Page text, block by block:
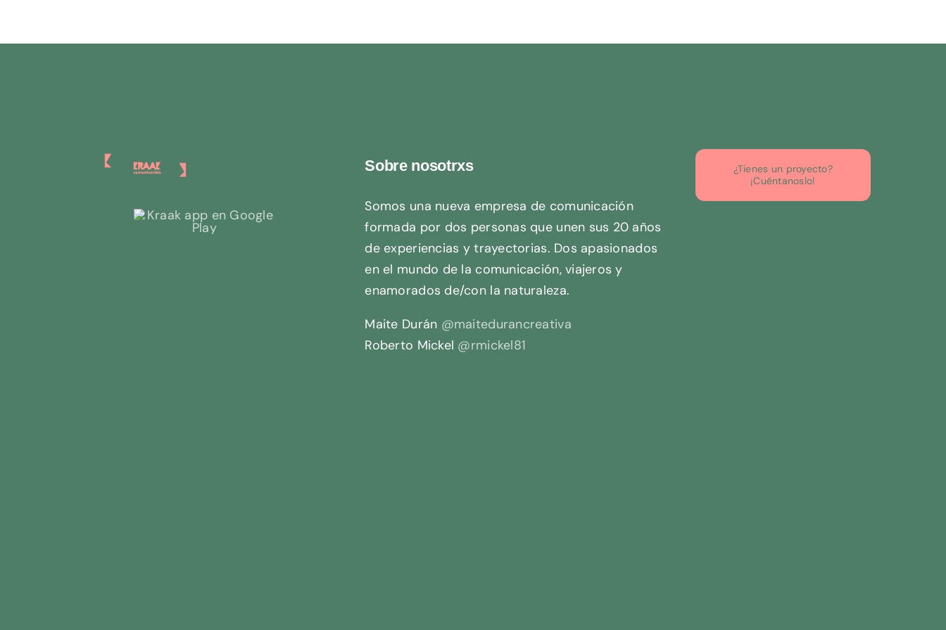
Sobre nosotrxs
Somos una nueva empresa de comunicación
formada por dos personas que unen sus 20 años
de experiencias y trayectorias. Dos apasionados
en el mundo de la comunicación, viajeros y
enamorados de/con la naturaleza.
Maite Durán @maitedurancreativa
Roberto Mickel @rmickel81
¿Tienes un proyecto?
¡Cuéntanoslo!